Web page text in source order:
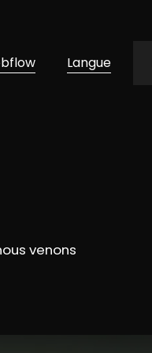
Langue
venons